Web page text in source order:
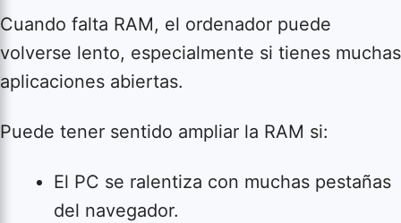
Cuando falta RAM, el ordenador puede
volverse lento, especialmente si tienes muchas
aplicaciones abiertas.
Puede tener sentido ampliar la RAM si:
El PC se ralentiza con muchas pestañas
del navegador.